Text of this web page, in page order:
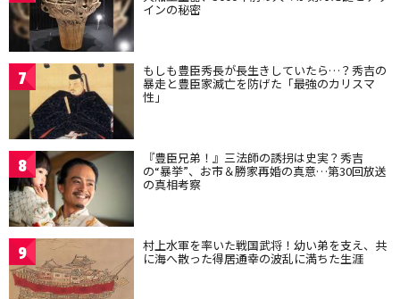
インの秘密
7 もしも豊臣秀長が長生きしていたら…？秀吉の
暴走と豊臣家滅亡を防げた「最強のカリスマ
性」
8 『豊臣兄弟！』三法師の誘拐は史実？秀吉
の“暴挙”、お市＆勝家再婚の真意…第30回放送
の真相考察
9 村上水軍を率いた戦国武将！幼い弟を支え、共
に海へ散った得居通幸の波乱に満ちた生涯